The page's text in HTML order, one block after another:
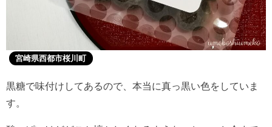
宮崎県西都市桜川町
黒糖で味付けしてあるので、本当に真っ黒い色をしていま
す。